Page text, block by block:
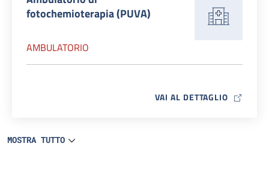
fotochemioterapia (PUVA)
AMBULATORIO
VAI AL DETTAGLIO MAP ICON
MOSTRA TUTTO